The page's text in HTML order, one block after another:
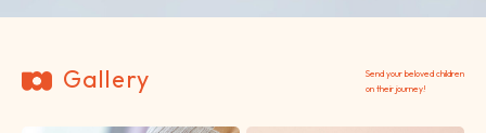
Gallery
Send your beloved children
on their journey!